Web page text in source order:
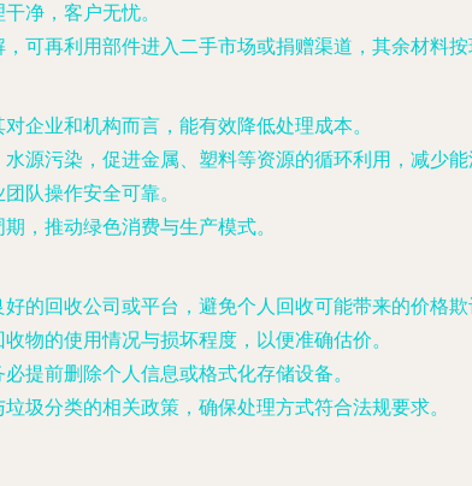
净，客户无忧。
可再利用部件进入二手市场或捐赠渠道，其余材料
企业和机构而言，能有效降低处理成本。
源污染，促进金属、塑料等资源的循环利用，减少能
队操作安全可靠。
，推动绿色消费与生产模式。
的回收公司或平台，避免个人回收可能带来的价格欺
物的使用情况与损坏程度，以便准确估价。
提前删除个人信息或格式化存储设备。
圾分类的相关政策，确保处理方式符合法规要求。